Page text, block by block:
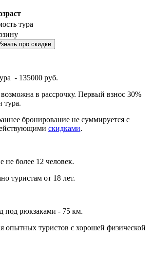
тура
про скидки
- 135000 руб.
в рассрочку. Первый взнос 30%
тура.
бронирование не суммируется с
скидками.
не более 12 человек.
туристам от 18 лет.
под рюкзаками - 75 км.
опытных туристов с хорошей физической